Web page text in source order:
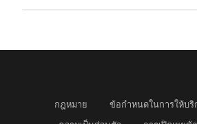
กฎหมาย ข้อกำหนดในการให้บริ